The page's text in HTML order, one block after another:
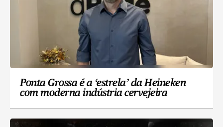
Ponta Grossa é a ‘estrela’ da Heineken
com moderna indústria cervejeira